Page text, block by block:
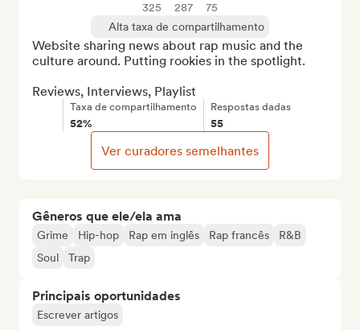
Gêneros que ele/ela ama
Grime Hip-hop Rap em inglês Rap francês
R&B
Soul
Trap
Principais oportunidades
Escrever artigos
325 287
75
Alta taxa de compartilhamento
Website sharing news about rap music and the
culture around. Putting rookies in the spotlight.
Reviews, Interviews, Playlist
Taxa de compartilhamento
52%
Respostas dadas
55
Ver curadores semelhantes